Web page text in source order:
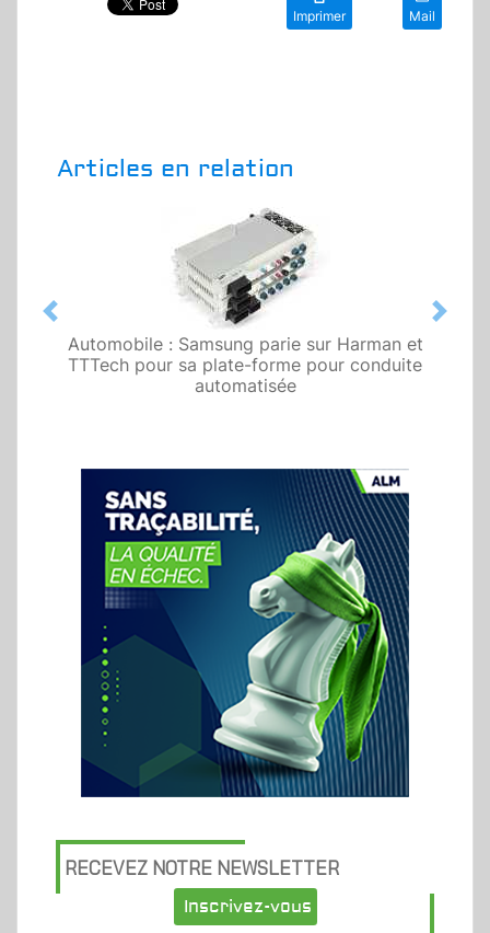
Imprimer Mail
Articles en relation
Automobile : Samsung parie sur Harman et
TTTech pour sa plate-forme pour conduite
automatisée
Previous Next
RECEVEZ NOTRE NEWSLETTER
Inscrivez-vous